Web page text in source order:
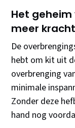
Het
meer
De
hebt om kit uit
overbrenging
minimale
Zonder deze
hand nog